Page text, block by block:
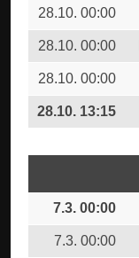
28.10. 00:00
28.10. 00:00
28.10. 00:00
28.10. 13:15
7.3. 00:00
7.3. 00:00